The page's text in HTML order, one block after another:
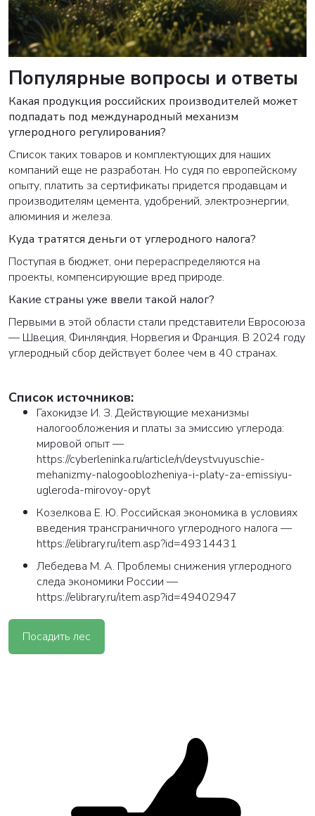
Популярные вопросы и ответы
Какая продукция российских производителей может
подпадать под международный механизм
углеродного регулирования?
Список таких товаров и комплектующих для наших
компаний еще не разработан. Но судя по европейскому
опыту, платить за сертификаты придется продавцам и
производителям цемента, удобрений, электроэнергии,
алюминия и железа.
Куда тратятся деньги от углеродного налога?
Поступая в бюджет, они перераспределяются на
проекты, компенсирующие вред природе.
Какие страны уже ввели такой налог?
Первыми в этой области стали представители Евросоюза
— Швеция, Финляндия, Норвегия и Франция. В 2024 году
углеродный сбор действует более чем в 40 странах.
Список источников:
Гахокидзе И. З. Действующие механизмы
налогообложения и платы за эмиссию углерода:
мировой опыт —
https://cyberleninka.ru/article/n/deystvuyuschie-
mehanizmy-nalogooblozheniya-i-platy-za-emissiyu-
ugleroda-mirovoy-opyt
Козелкова Е. Ю. Российская экономика в условиях
введения трансграничного углеродного налога —
https://elibrary.ru/item.asp?id=49314431
Лебедева М. А. Проблемы снижения углеродного
следа экономики России —
https://elibrary.ru/item.asp?id=49402947
Посадить лес
ВАША ЗАЯВКА ОТПРАВЛЕНА
в ближайшее время наши менеджеры
свяжутся с вами
Закрыть